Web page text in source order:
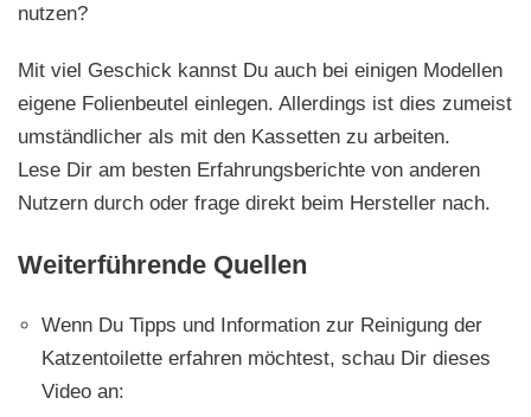
nutzen?
Mit viel Geschick kannst Du auch bei einigen Modellen
eigene Folienbeutel einlegen. Allerdings ist dies zumeist
umständlicher als mit den Kassetten zu arbeiten.
Lese Dir am besten Erfahrungsberichte von anderen
Nutzern durch oder frage direkt beim Hersteller nach.
Weiterführende Quellen
Wenn Du Tipps und Information zur Reinigung der
Katzentoilette erfahren möchtest, schau Dir dieses
Video an: